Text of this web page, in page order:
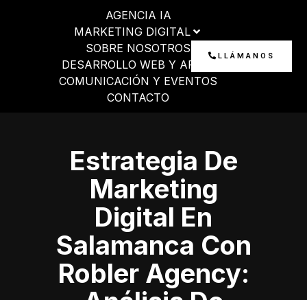
AGENCIA IA
MARKETING DIGITAL
SOBRE NOSOTROS
DESARROLLO WEB Y APP
COMUNICACIÓN Y EVENTOS
CONTACTO
LLÁMANOS
Estrategia De
Marketing
Digital En
Salamanca Con
Robler Agency: